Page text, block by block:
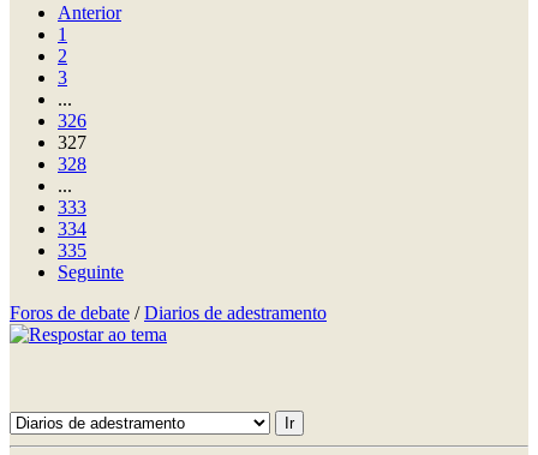
Anterior
1
2
3
...
326
327
328
...
333
334
335
Seguinte
Foros de debate /Diarios de adestramento